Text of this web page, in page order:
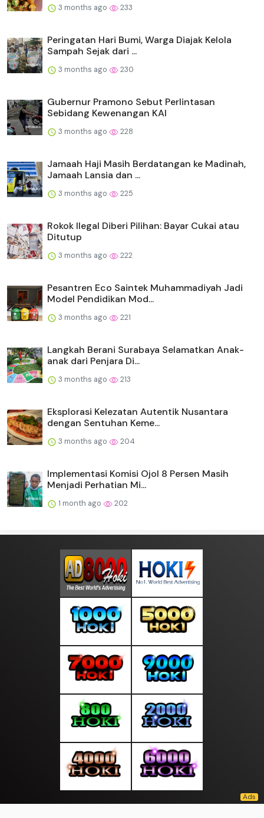
3 months ago 233
Peringatan Hari Bumi, Warga Diajak Kelola
Sampah Sejak dari ...
3 months ago 230
Gubernur Pramono Sebut Perlintasan
Sebidang Kewenangan KAI
3 months ago 228
Jamaah Haji Masih Berdatangan ke Madinah,
Jamaah Lansia dan ...
3 months ago 225
Rokok Ilegal Diberi Pilihan: Bayar Cukai atau
Ditutup
3 months ago 222
Pesantren Eco Saintek Muhammadiyah Jadi
Model Pendidikan Mod...
3 months ago 221
Langkah Berani Surabaya Selamatkan Anak-
anak dari Penjara Di...
3 months ago 213
Eksplorasi Kelezatan Autentik Nusantara
dengan Sentuhan Keme...
3 months ago 204
Implementasi Komisi Ojol 8 Persen Masih
Menjadi Perhatian Mi...
1 month ago 202